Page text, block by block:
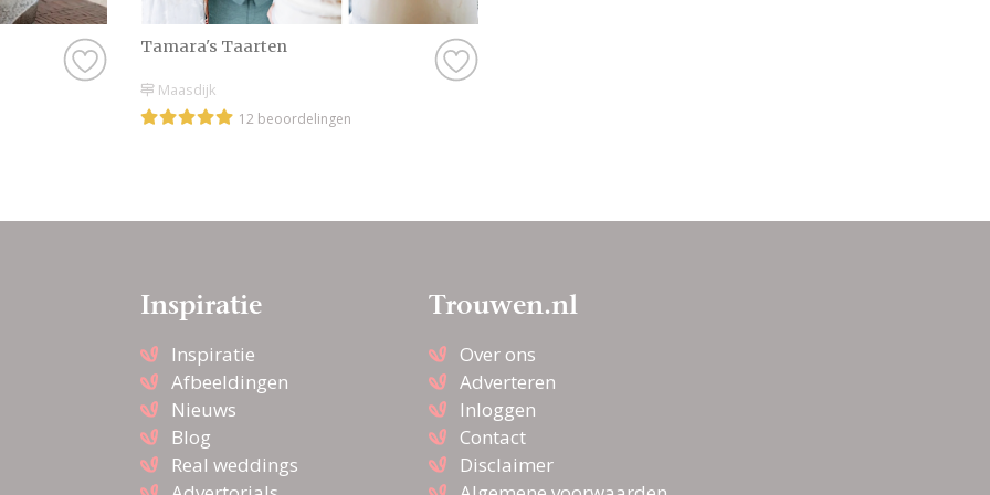
bijvoorbeeld wel goed overweg kan met de professional in Landelijk,
want dat is natuurlijk best wel belangrijk. Als je geen goed gevoel
hebt bij een professional, of het klikt gewoon net even niet helemaal
vinden, dus daar hoef je je echt geen zorgen over te maken.
wensen jullie alvast een geweldige tijd toe!
Tamara's Taarten
Maasdijk
12 beoordelingen
Inspiratie
Inspiratie
Afbeeldingen
Nieuws
Blog
Real weddings
Trouwen.nl
Over ons
Adverteren
Inloggen
Contact
Disclaimer